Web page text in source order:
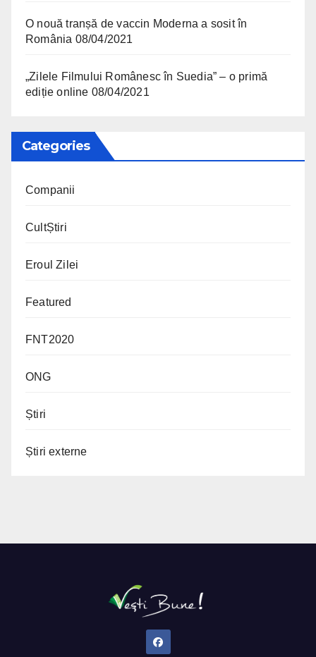
O nouă tranșă de vaccin Moderna a sosit în
România 08/04/2021
„Zilele Filmului Românesc în Suedia” – o primă
ediție online 08/04/2021
Categories
Companii
CultȘtiri
Eroul Zilei
Featured
FNT2020
ONG
Știri
Știri externe